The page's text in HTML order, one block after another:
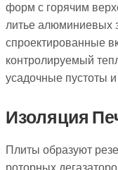
форм с горячим
литье алюминиевых
спроектированные
контролируемый
усадочные пустоты
Изоляция
Плиты образуют
роторных